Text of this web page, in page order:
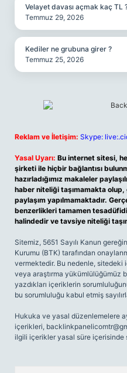
Velayet davası açmak kaç TL
Temmuz 29, 2026
Kediler ne grubuna girer ?
Temmuz 25, 2026
Reklam ve İletişim: Skype:
Yasal Uyarı: Bu internet sitesi,
şirketi ile hiçbir bağlantısı
hazırladığımız makaleler
haber niteliği taşımamakta
paylaşım yapılmamaktadır.
benzerlikleri tamamen
halindedir ve tavsiye niteliği
Sitemiz, 5651 Sayılı Kanun
Kurumu (BTK) tarafından
vermektedir. Bu nedenle,
veya araştırma yükümlülüğümüz
yazdıkları içeriklerin
bu sorumluluğu kabul etmiş
Hukuka ve yasal düzenlemelere
içerikleri,
ilgili içerikler yasal süre içerisinde